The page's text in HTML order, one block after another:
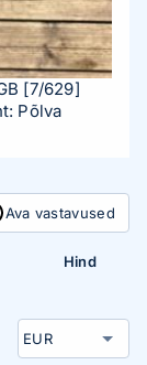
[7/629]
Põlva
Ava vastavused
Hind